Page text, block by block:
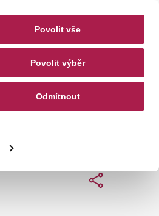
Povolit vše
Povolit výběr
Odmítnout
CZ EN
Sdílet